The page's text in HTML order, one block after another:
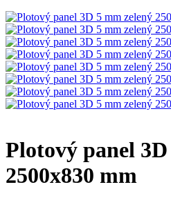
Plotový panel
2500x830 mm